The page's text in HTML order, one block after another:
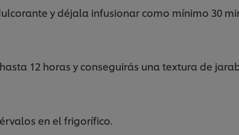
y déjala infusionar como mínimo 30
12 horas y conseguirás una textura de
en el frigorífico.